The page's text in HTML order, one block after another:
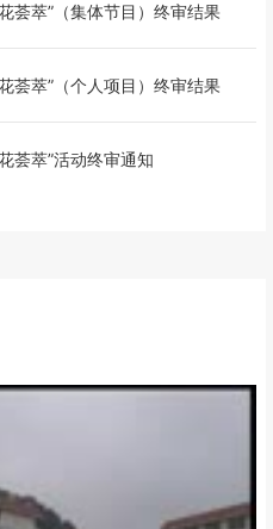
荟萃”（集体节目）终审结果
荟萃”（个人项目）终审结果
荟萃”活动终审通知